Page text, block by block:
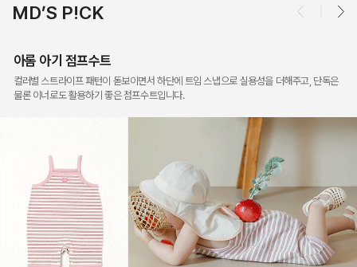
MD’S P!CK
아롬 아기 점프수트
컬러별 스트라이프 패턴이 돋보이면서 하단에 트임 스냅으로 실용성을 더해주고, 단독은
물론 이너로도 활용하기 좋은 점프수트입니다.